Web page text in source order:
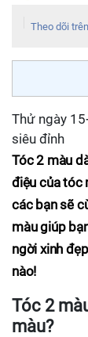
Theo dõi trên
Thử ngày
siêu đỉnh
Tóc 2 màu
điệu của tóc
các bạn sẽ
màu giúp
ngời xinh
nào!
Tóc 2
màu?